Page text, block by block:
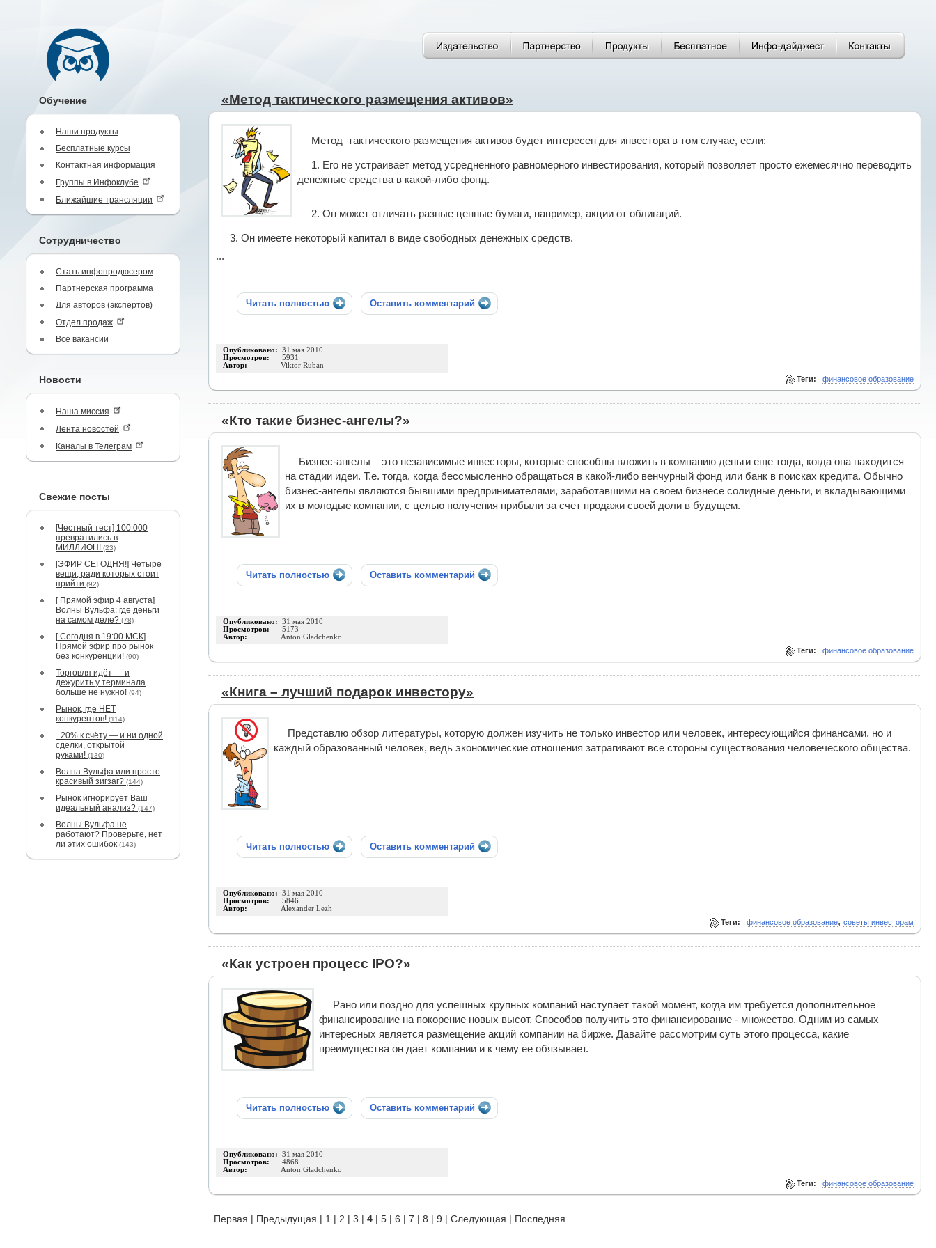
Обучение
Наши продукты
Бесплатные курсы
Контактная информация
Группы в Инфоклубе
Ближайшие трансляции
Сотрудничество
Стать инфопродюсером
Партнерская программа
Для авторов (экспертов)
Отдел продаж
Все вакансии
Новости
Наша миссия
Лента новостей
Каналы в Телеграм
Свежие посты
[Честный тест] 100 000
превратились в
МИЛЛИОН! (23)
[ЭФИР СЕГОДНЯ!] Четыре
вещи, ради которых стоит
прийти (92)
[ Прямой эфир 4 августа]
Волны Вульфа: где деньги
на самом деле? (78)
[ Сегодня в 19:00 МСК]
Прямой эфир про рынок
без конкуренции! (90)
Торговля идёт — и
дежурить у терминала
больше не нужно! (94)
Рынок, где НЕТ
конкурентов! (114)
+20% к счёту — и ни одной
сделки, открытой
руками! (130)
Волна Вульфа или просто
красивый зигзаг? (144)
Рынок игнорирует Ваш
идеальный анализ? (147)
Волны Вульфа не
работают? Проверьте, нет
ли этих ошибок (143)
«Метод тактического размещения активов»
Метод тактического размещения активов будет интересен для инвестора в том случае, если:
1. Его не устраивает метод усредненного равномерного инвестирования, который позволяет просто ежемесячно переводить
денежные средства в какой-либо фонд.
2. Он может отличать разные ценные бумаги, например, акции от облигаций.
3. Он имеете некоторый капитал в виде свободных денежных средств.
...
Читать полностью Оставить комментарий
Опубликовано: 31 мая 2010
Просмотров: 5931
Автор: Viktor Ruban
Теги: финансовое образование
«Кто такие бизнес-ангелы?»
Бизнес-ангелы – это независимые инвесторы, которые способны вложить в компанию деньги еще тогда, когда она находится
на стадии идеи. Т.е. тогда, когда бессмысленно обращаться в какой-либо венчурный фонд или банк в поисках кредита. Обычно
бизнес-ангелы являются бывшими предпринимателями, заработавшими на своем бизнесе солидные деньги, и вкладывающими
их в молодые компании, с целью получения прибыли за счет продажи своей доли в будущем.
Читать полностью Оставить комментарий
Опубликовано: 31 мая 2010
Просмотров: 5173
Автор: Anton Gladchenko
Теги: финансовое образование
«Книга – лучший подарок инвестору»
Представлю обзор литературы, которую должен изучить не только инвестор или человек, интересующийся финансами, но и
каждый образованный человек, ведь экономические отношения затрагивают все стороны существования человеческого общества.
Читать полностью Оставить комментарий
Опубликовано: 31 мая 2010
Просмотров: 5846
Автор: Alexander Lezh
Теги: финансовое образование, советы инвесторам
«Как устроен процесс IPO?»
Рано или поздно для успешных крупных компаний наступает такой момент, когда им требуется дополнительное
финансирование на покорение новых высот. Способов получить это финансирование - множество. Одним из самых
интересных является размещение акций компании на бирже. Давайте рассмотрим суть этого процесса, какие
преимущества он дает компании и к чему ее обязывает.
Читать полностью Оставить комментарий
Опубликовано: 31 мая 2010
Просмотров: 4868
Автор: Anton Gladchenko
Теги: финансовое образование
Первая | Предыдущая | 1 | 2 | 3 | 4 | 5 | 6 | 7 | 8 | 9 | Следующая | Последняя